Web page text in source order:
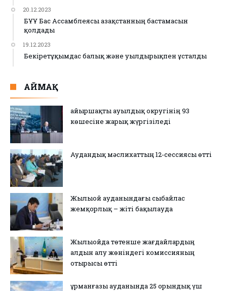
20.12.2023
БҰҰ Бас Ассамблеясы Қазақстанның бастамасын
қолдады
19.12.2023
Бекіретұқымдас балық және уылдырықпен ұсталды
АЙМАҚ
Қайыршақты ауылдық округінің 93
көшесіне жарық жүргізіледі
Аудандық мәслихаттың 12-сессиясы өтті
Жылыой ауданындағы сыбайлас
жемқорлық – жіті бақылауда
Жылыойда төтенше жағдайлардың
алдын алу жөніндегі комиссияның
отырысы өтті
Құрманғазы ауданында 25 орындық үш